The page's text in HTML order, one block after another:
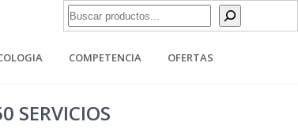
Buscar
COMPETENCIA OFERTAS
SERVICIOS